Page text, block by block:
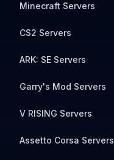
Minecraft Servers
CS2 Servers
ARK: SE Servers
Garry's Mod Servers
V RISING Servers
Assetto Corsa Servers